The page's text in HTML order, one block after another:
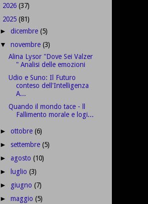
2026 (37)
2025 (81)
►dicembre(5)
▼novembre(3)
Alina Lysor "Dove Sei Valzer
" Analisi delle emozioni
Udio e Suno: Il Futuro
conteso dell'Intelligenza
A...
Quando il mondo tace - ll
Fallimento morale e logi...
►ottobre(6)
► settembre(5)
►agosto(10)
► luglio(3)
► giugno(7)
►maggio(5)